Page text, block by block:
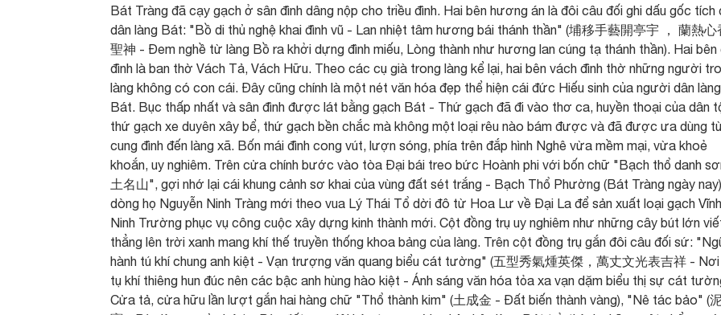
Bát Tràng đã cạy gạch ở sân đình dâng nộp cho triều đình. Hai bên hương án là đôi câu đối ghi dấu gốc tích
dân làng Bát: "Bồ di thủ nghệ khai đình vũ - Lan nhiệt tâm hương bái thánh thần" (埔移手藝開亭宇 ， 蘭熱心
聖神 - Đem nghề từ làng Bồ ra khởi dựng đình miếu, Lòng thành như hương lan cúng tạ thánh thần). Hai bên
đình là ban thờ Vách Tả, Vách Hữu. Theo các cụ già trong làng kể lại, hai bên vách đình thờ những người
làng không có con cái. Đây cũng chính là một nét văn hóa đẹp thể hiện cái đức Hiếu sinh của người dân làng
Bát. Bục thấp nhất và sân đình được lát bằng gạch Bát - Thứ gạch đã đi vào thơ ca, huyền thoại của dân
thứ gạch xe duyên xây bể, thứ gạch bền chắc mà không một loại rêu nào bám được và đã được ưa dùng
cung đình đến làng xã. Bốn mái đình cong vút, lượn sóng, phía trên đắp hình Nghê vừa mềm mại, vừa khoẻ
khoắn, uy nghiêm. Trên cửa chính bước vào tòa Đại bái treo bức Hoành phi với bốn chữ "Bạch thổ danh
土名山", gợi nhớ lại cái khung cảnh sơ khai của vùng đất sét trắng - Bạch Thổ Phường (Bát Tràng ngày
dòng họ Nguyễn Ninh Tràng mới theo vua Lý Thái Tổ dời đô từ Hoa Lư về Đại La để sản xuất loại gạch Vĩnh
Ninh Trường phục vụ công cuộc xây dựng kinh thành mới. Cột đồng trụ uy nghiêm như những cây bút lớn
thẳng lên trời xanh mang khí thế truyền thống khoa bảng của làng. Trên cột đồng trụ gắn đôi câu đối sứ:
hành tú khí chung anh kiệt - Vạn trượng văn quang biểu cát tường" (五型秀氣煄英傑，萬丈文光表吉祥 - Nơi
tụ khí thiêng hun đúc nên các bậc anh hùng hào kiệt - Ánh sáng văn hóa tỏa xa vạn dặm biểu thị sự cát
Cửa tả, cửa hữu lần lượt gắn hai hàng chữ "Thổ thành kim" (土成金 - Đất biến thành vàng), "Nê tác bảo" (